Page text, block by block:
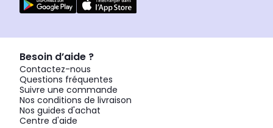
Besoin d’aide ?
Contactez-nous
Questions fréquentes
Suivre une commande
Nos conditions de livraison
Nos guides d'achat
Centre d'aide